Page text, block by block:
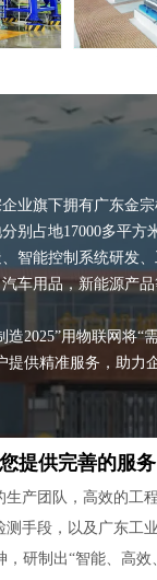
业旗下拥有广东金
别占地17000多平方
智能控制系统研发
车用品，新能源产品
造2025”用物联网将“
提供精准服务，助力
提供完善的服务
产团队，高效的工
手段，以及广东工
研制出“智能、高效